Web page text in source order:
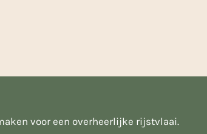
voor een overheerlijke rijstvlaai.